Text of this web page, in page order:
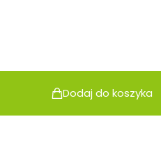
Dodaj do koszyka